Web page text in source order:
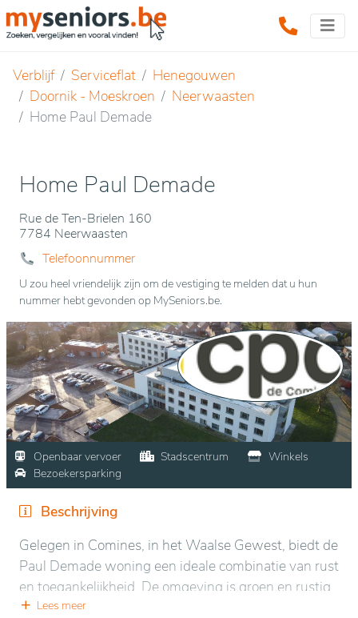
Verblijf Serviceflat
Henegouwen
Doornik - Moeskroen
Neerwaasten
Home Paul Demade
Home Paul Demade
Rue de Ten-Brielen 160
7784 Neerwaasten
Telefoonnummer
U zou heel vriendelijk zijn om de vestiging te melden dat u hun
nummer hebt gevonden op MySeniors.be.
Openbaar vervoer Stadscentrum
Winkels
Bezoekersparking
Beschrijving
Gelegen in Comines, in het Waalse Gewest, biedt de
Paul Demade woning een ideale combinatie van rust
en toegankelijkheid. De omgeving is groen en rustig,
met goed onderhouden tuinen en serene
Lees meer